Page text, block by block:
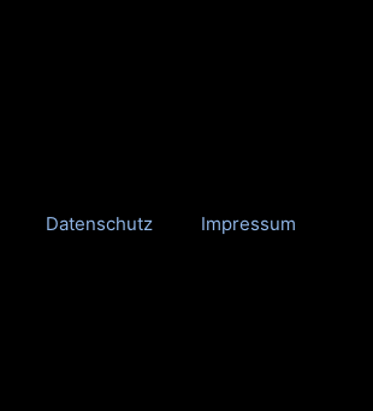
Datenschutz Impressum